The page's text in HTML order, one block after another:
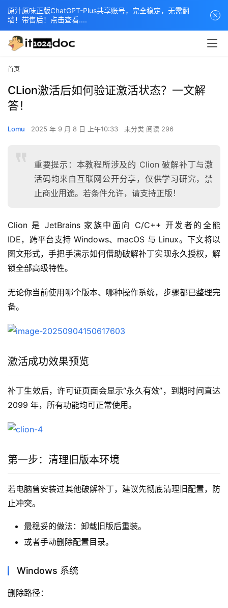
首页
CLion激活后如何验证激活状态？一文解
答！
Lomu 2025 年 9 月 8 日 上午10:33 未分类 阅读 296
重要提示：本教程所涉及的 Clion 破解补丁与激
活码均来自互联网公开分享，仅供学习研究，禁
止商业用途。若条件允许，请支持正版！
Clion 是 JetBrains 家族中面向 C/C++ 开发者的全能
IDE，跨平台支持 Windows、macOS 与 Linux。下文将以
图文形式，手把手演示如何借助破解补丁实现永久授权，解
锁全部高级特性。
无论你当前使用哪个版本、哪种操作系统，步骤都已整理完
备。
激活成功效果预览
补丁生效后，许可证页面会显示“永久有效”，到期时间直达
2099 年，所有功能均可正常使用。
第一步：清理旧版本环境
若电脑曾安装过其他破解补丁，建议先彻底清理旧配置，防
止冲突。
最稳妥的做法：卸载旧版后重装。
或者手动删除配置目录。
Windows 系统
删除路径：
原汁原味正版ChatGPT-Plus共享账号，完全稳定，无需翻
墙！带售后！点击查看....